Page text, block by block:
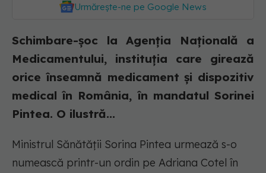
Urmărește-ne pe Google News
Schimbare-șoc la Agenția Națională a
Medicamentului, instituția care girează
orice înseamnă medicament și dispozitiv
medical în România, în mandatul Sorinei
Pintea. O ilustră...
Ministrul Sănătății Sorina Pintea urmează s-o
numească printr-un ordin pe Adriana Cotel în